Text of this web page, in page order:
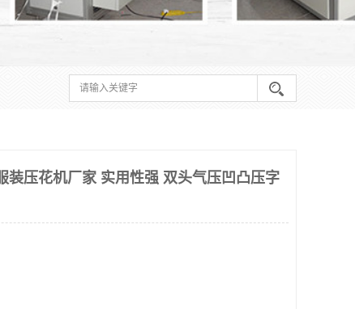
装压花机厂家 实用性强 双头气压凹凸压字